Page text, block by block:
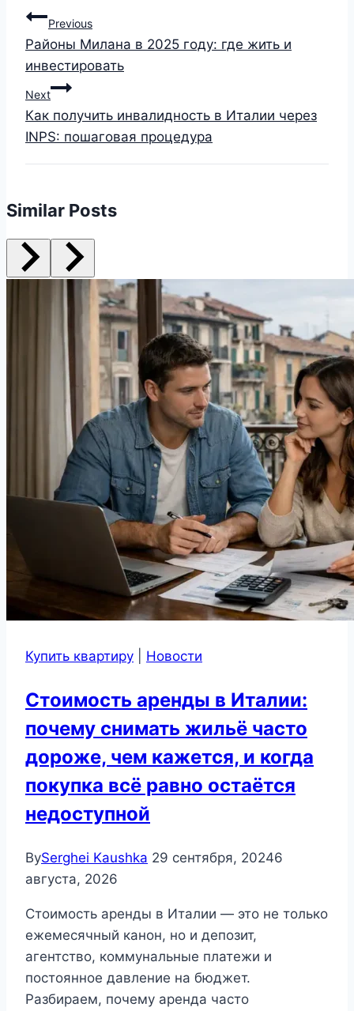
Previous
Районы Милана в 2025 году: где жить и
инвестировать
Next
Как получить инвалидность в Италии через
INPS: пошаговая процедура
Similar Posts
Купить квартиру Новости
Стоимость аренды в Италии:
почему снимать жильё часто
дороже, чем кажется, и когда
покупка всё равно остаётся
недоступной
BySerghei Kaushka 29 сентября, 20246
августа, 2026
Стоимость аренды в Италии — это не только
ежемесячный канон, но и депозит,
агентство, коммунальные платежи и
постоянное давление на бюджет.
Разбираем, почему аренда часто